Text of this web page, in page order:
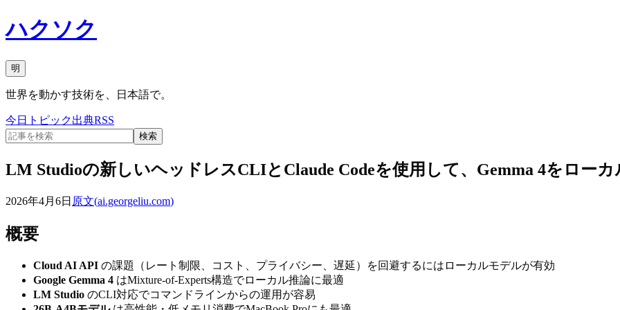
ハクソク
明
世界を動かす技術を、日本語で。
今日 トピック出典RSS
検索
LM Studioの新しいヘッドレスCLIとClaude Codeを使用して、Gemma 4をローカ
2026年4月6日 原文(ai.georgeliu.com)
概要
Cloud AI API の課題（レート制限、コスト、プライバシー、遅延）を回避するにはローカルモデルが有効
Google Gemma 4 はMixture-of-Experts構造でローカル推論に最適
LM Studio のCLI対応でコマンドラインからの運用が容易